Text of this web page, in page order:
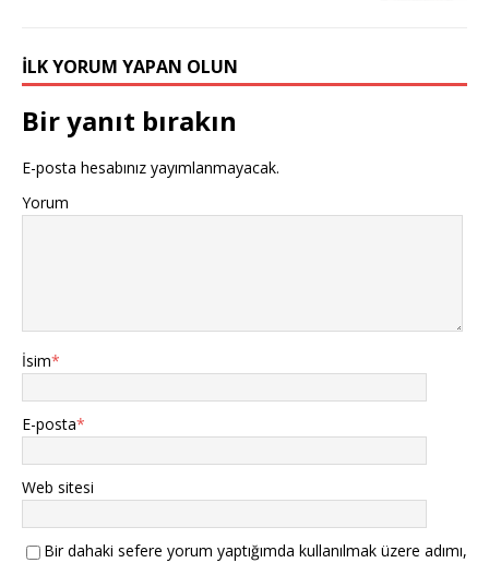
İLK YORUM YAPAN OLUN
Bir yanıt bırakın
E-posta hesabınız yayımlanmayacak.
Yorum
İsim*
E-posta*
Web sitesi
Bir dahaki sefere yorum yaptığımda kullanılmak üzere adımı,